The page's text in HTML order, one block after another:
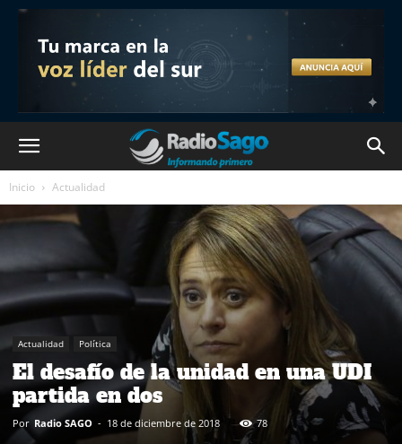
Inicio Actualidad
Actualidad Política
El desafío de la unidad en una UDI
partida en dos
Por Radio SAGO - 18 de diciembre de 2018 78